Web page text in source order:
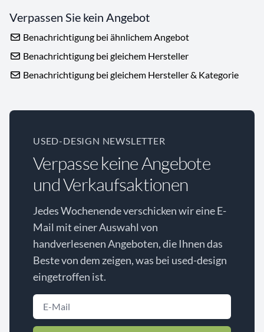
Verpassen Sie kein Angebot
Benachrichtigung bei ähnlichem Angebot
Benachrichtigung bei gleichem Hersteller
Benachrichtigung bei gleichem Hersteller & Kategorie
USED-DESIGN NEWSLETTER
Verpasse keine Angebote
und Verkaufsaktionen
Jedes Wochenende verschicken wir eine E-
Mail mit einer Auswahl von
handverlesenen Angeboten, die Ihnen das
Beste von dem zeigen, was bei used-design
eingetroffen ist.